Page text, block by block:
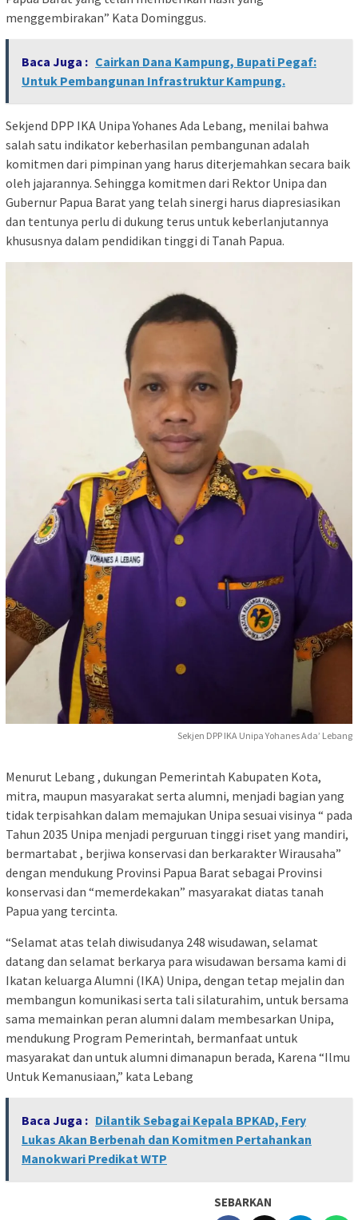
menggembirakan” Kata Dominggus.
Baca Juga : Cairkan Dana Kampung, Bupati Pegaf:
Untuk Pembangunan Infrastruktur Kampung.
Sekjend DPP IKA Unipa Yohanes Ada Lebang, menilai bahwa
salah satu indikator keberhasilan pembangunan adalah
komitmen dari pimpinan yang harus diterjemahkan secara baik
oleh jajarannya. Sehingga komitmen dari Rektor Unipa dan
Gubernur Papua Barat yang telah sinergi harus diapresiasikan
dan tentunya perlu di dukung terus untuk keberlanjutannya
khususnya dalam pendidikan tinggi di Tanah Papua.
Sekjen DPP IKA Unipa Yohanes Ada’ Lebang
Menurut Lebang , dukungan Pemerintah Kabupaten Kota,
mitra, maupun masyarakat serta alumni, menjadi bagian yang
tidak terpisahkan dalam memajukan Unipa sesuai visinya “ pada
Tahun 2035 Unipa menjadi perguruan tinggi riset yang mandiri,
bermartabat , berjiwa konservasi dan berkarakter Wirausaha”
dengan mendukung Provinsi Papua Barat sebagai Provinsi
konservasi dan “memerdekakan” masyarakat diatas tanah
Papua yang tercinta.
“Selamat atas telah diwisudanya 248 wisudawan, selamat
datang dan selamat berkarya para wisudawan bersama kami di
Ikatan keluarga Alumni (IKA) Unipa, dengan tetap mejalin dan
membangun komunikasi serta tali silaturahim, untuk bersama
sama memainkan peran alumni dalam membesarkan Unipa,
mendukung Program Pemerintah, bermanfaat untuk
masyarakat dan untuk alumni dimanapun berada, Karena “Ilmu
Untuk Kemanusiaan,” kata Lebang
Baca Juga : Dilantik Sebagai Kepala BPKAD, Fery
Lukas Akan Berbenah dan Komitmen Pertahankan
Manokwari Predikat WTP
SEBARKAN